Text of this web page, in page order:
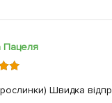
Пацеля
Швидка